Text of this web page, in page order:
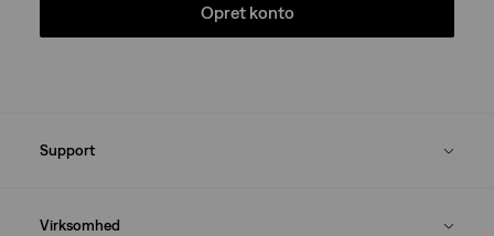
Opret konto
Support
Virksomhed